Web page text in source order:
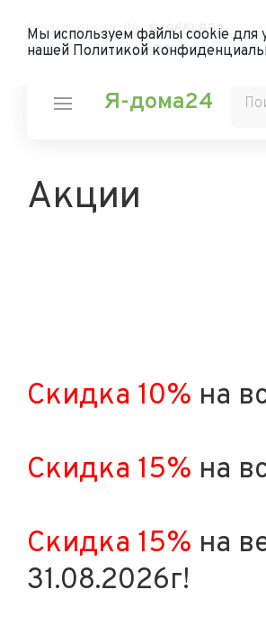
[chd-geolocate]
8 (966) 852-
00-70
Я-дома24
Акции
Скидка 10% на
Скидка 15% на
Скидка 15% на
31.08.2026г!
Мы используем файлы cookie для
нашей Политикой